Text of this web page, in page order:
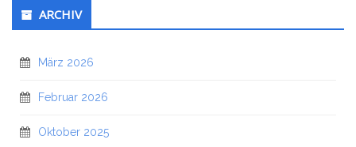
ARCHIV
März 2026
Februar 2026
Oktober 2025